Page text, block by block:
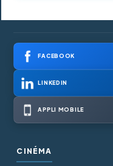
FACEBOOK
LINKEDIN
APPLI MOBILE
CINÉMA